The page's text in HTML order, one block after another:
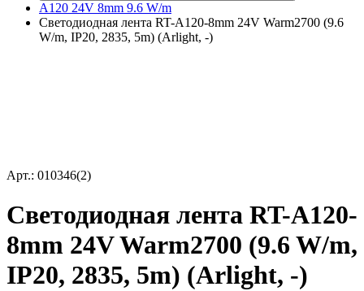
A120 24V 8mm 9.6 W/m
Светодиодная лента RT-A120-8mm 24V Warm2700 (9.6
W/m, IP20, 2835, 5m) (Arlight, -)
Арт.: 010346(2)
Светодиодная лента RT-A120-
8mm 24V Warm2700 (9.6 W/m,
IP20, 2835, 5m) (Arlight, -)